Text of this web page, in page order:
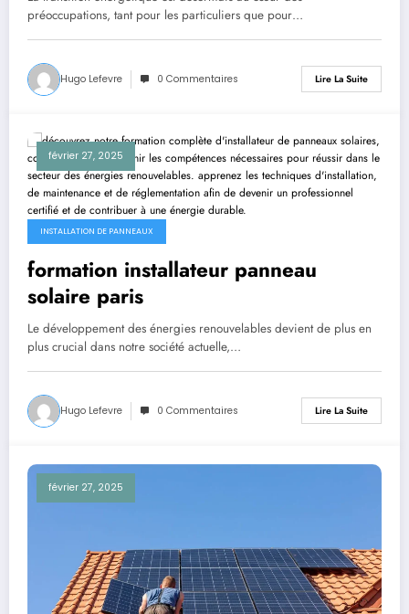
préoccupations, tant pour les particuliers que pour…
Hugo Lefevre 0 Commentaires Lire La Suite
février 27, 2025
INSTALLATION DE PANNEAUX
formation installateur panneau
solaire paris
Le développement des énergies renouvelables devient de plus en
plus crucial dans notre société actuelle,…
Hugo Lefevre 0 Commentaires Lire La Suite
février 27, 2025